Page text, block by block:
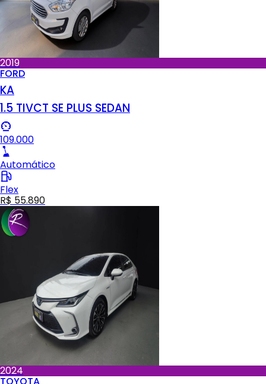
2019
FORD
KA
1.5 TIVCT SE PLUS SEDAN
109.000
Automático
Flex
R$ 55.890
2024
TOYOTA